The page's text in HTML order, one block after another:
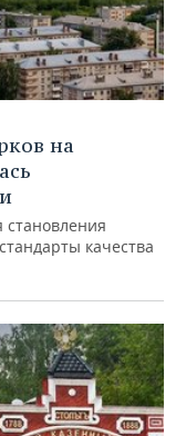
на
качества